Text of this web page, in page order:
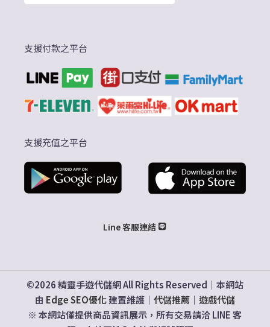
支援付款之平台
支援充值之平台
Line 客服連結
©2026 精靈手遊代儲網 All Rights Reserved｜本網站
由 Edge SEO優化建置維護｜ 代儲推薦｜ 遊戲代儲
※ 本網站僅提供商品資訊展示，所有交易請洽 LINE 客